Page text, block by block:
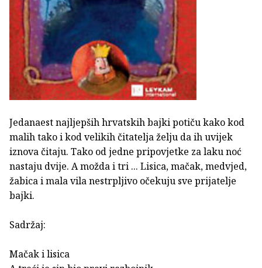
Jedanaest najljepših hrvatskih bajki potiču kako kod
malih tako i kod velikih čitatelja želju da ih uvijek
iznova čitaju. Tako od jedne pripovjetke za laku noć
nastaju dvije. A možda i tri ... Lisica, mačak, medvjed,
žabica i mala vila nestrpljivo očekuju sve prijatelje
bajki.
Sadržaj:
Mačak i lisica